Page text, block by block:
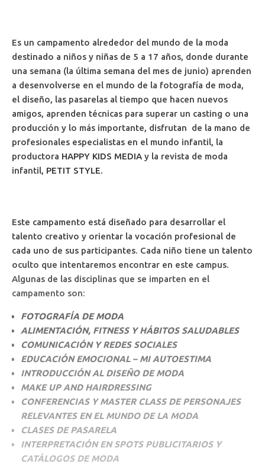
Es un campamento alrededor del mundo de la moda
destinado a niños y niñas de 5 a 17 años, donde durante
una semana (la última semana del mes de junio) aprenden
a desenvolverse en el mundo de la fotografía de moda,
el diseño, las pasarelas al tiempo que hacen nuevos
amigos, aprenden técnicas para superar un casting o una
producción y lo más importante, disfrutan de la mano de
profesionales especialistas en el mundo infantil, la
productora HAPPY KIDS MEDIA y la revista de moda
infantil, PETIT STYLE.
Este campamento está diseñado para desarrollar el
talento creativo y orientar la vocación profesional de
cada uno de sus participantes. Cada niño tiene un talento
oculto que intentaremos encontrar en este campus.
Algunas de las disciplinas que se imparten en el
campamento son:
FOTOGRAFÍA DE MODA
ALIMENTACIÓN, FITNESS Y HÁBITOS SALUDABLES
COMUNICACIÓN Y REDES SOCIALES
EDUCACIÓN EMOCIONAL – MI AUTOESTIMA
INTRODUCCIÓN AL DISEÑO DE MODA
MAKE UP AND HAIRDRESSING
CONFERENCIAS Y MASTER CLASS DE PERSONAJES
RELEVANTES EN EL MUNDO DE LA MODA
CLASES DE PASARELA
INTERPRETACIÓN EN SPOTS PUBLICITARIOS Y
CATÁLOGOS DE MODA